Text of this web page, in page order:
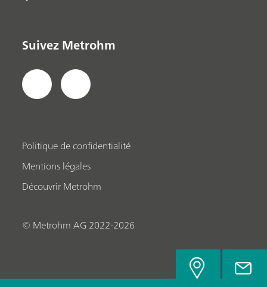
Suivez Metrohm
Politique de confidentialité
Mentions légales
Découvrir Metrohm
© Metrohm AG 2022-2026